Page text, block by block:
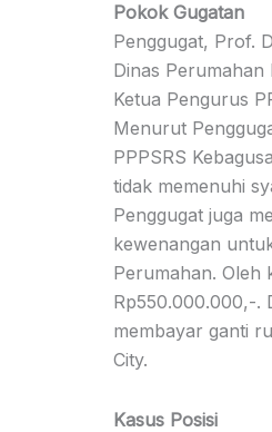
Pokok Gugatan
Penggugat, Prof.
Dinas
Ketua Pengurus
Menurut
PPPSRS
tidak memenuhi
Penggugat juga
kewenangan
Perumahan. Oleh
Rp550.000.000,-.
membayar ganti
City.
Kasus Posisi